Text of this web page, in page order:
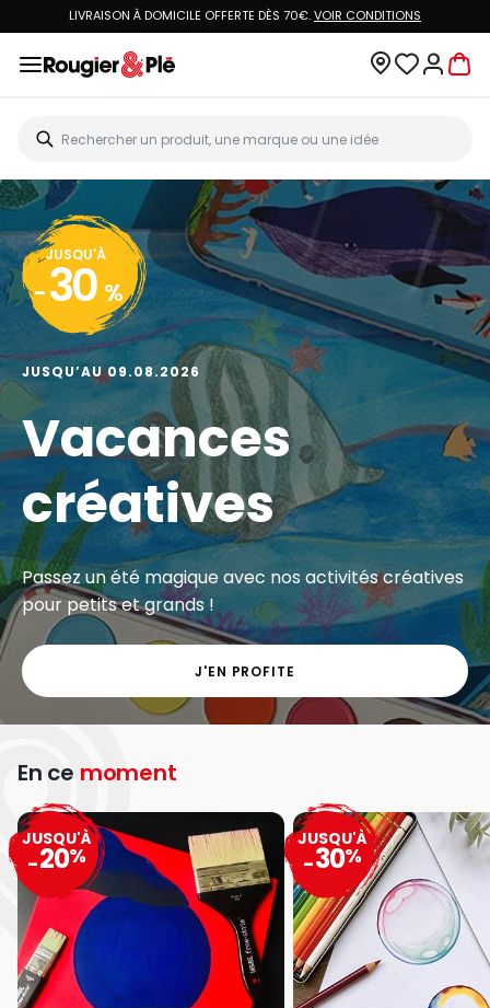
LIVRAISON À DOMICILE OFFERTE DÈS 70€.VOIR CONDITIONS
JUSQU'À
- 30 %
JUSQU’AU 09.08.2026
Vacances
créatives
Passez un été magique avec nos activités créatives
pour petits et grands !
J'EN PROFITE
En ce moment
JUSQU'À
-20%
JUSQU'À
-30%